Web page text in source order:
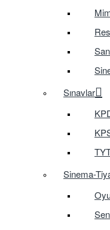
Sınavlar
Sinema-